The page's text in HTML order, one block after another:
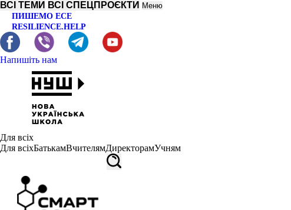
ВСІ ТЕМИ ВСІ СПЕЦПРОЄКТИ Меню
ПИШЕМО ЕСЕ
RESILIENCE.HELP
Напишіть нам
Для всіх
Для всіхБатькамВчителямДиректорамУчням